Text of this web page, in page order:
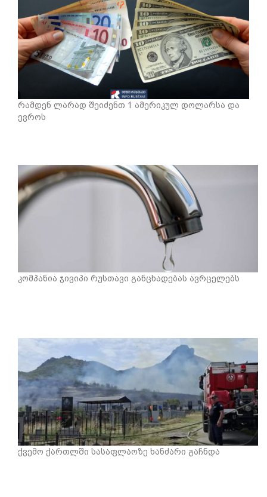
რამდენ ლარად შეიძენთ 1 ამერიკულ დოლარსა და
ევროს
კომპანია ჯივიპი რუსთავი განცხადებას ავრცელებს
ქვემო ქართლში სასაფლაოზე ხანძარი გაჩნდა